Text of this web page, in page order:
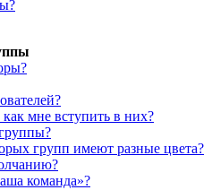
мне вступить в них?
групп имеют разные цвета?
команда»?